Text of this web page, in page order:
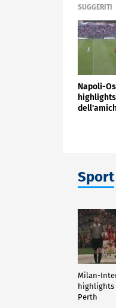
SUGGERITI
Napoli-
highlights
Sport
Milan-
highlights
Perth